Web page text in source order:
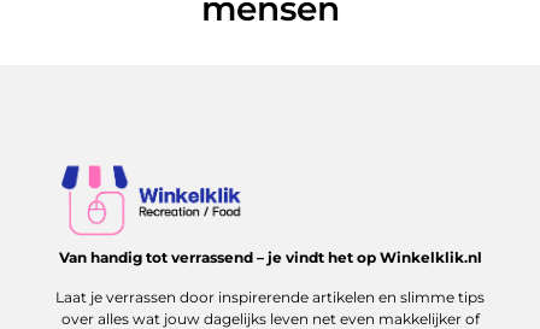
Van handig tot verrassend – je vindt het op Winkelklik.nl
Laat je verrassen door inspirerende artikelen en slimme tips
over alles wat jouw dagelijks leven net even makkelijker of